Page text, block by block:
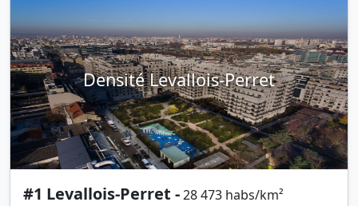
Densité Levallois-Perret
#1 Levallois-Perret -28 473 habs/km²